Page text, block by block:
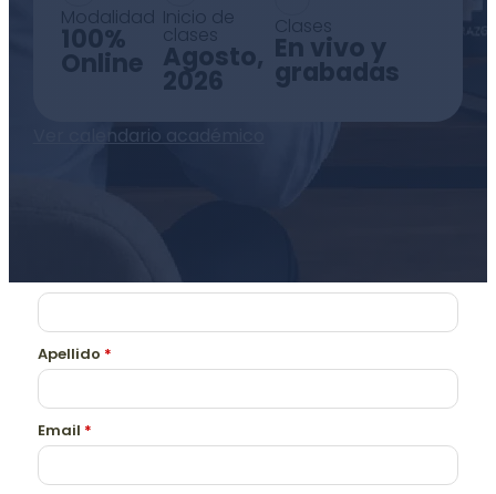
Modalidad
100%
Online
Inicio de
clases
Agosto,
2026
Clases
En vivo y
grabadas
Ver calendario académico
Nombre*
Apellido *
Email *